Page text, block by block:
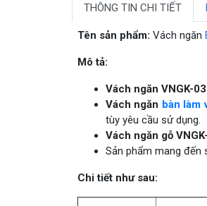
THÔNG TIN CHI TIẾT
Tên sản phẩm: Vách ngăn
Mô tả:
Vách ngăn VNGK-03
Vách ngăn bàn làm
tùy yêu cầu sử dụng.
Vách ngăn gỗ
Sản phẩm mang đến
Chi tiết như sau: